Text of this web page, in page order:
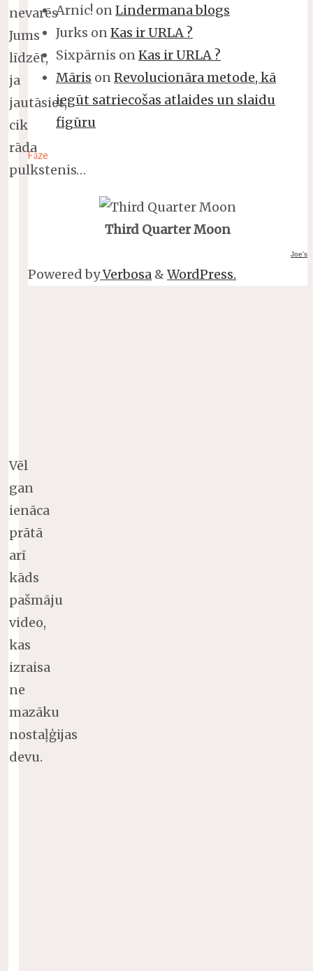
Arnic! onLindermana blogs
Jurks onKas ir URLA ?
Sixpārnis onKas ir URLA ?
Māris onRevolucionāra metode, kā
iegūt satriecošas atlaides un slaidu
figūru
Fāze
Third Quarter Moon
Joe's
Powered byVerbosa & WordPress.
nevarēs
Jums
līdzēt,
ja
jautāsiet,
cik
rāda
pulkstenis…
Vēl
gan
ienāca
prātā
arī
kāds
pašmāju
video,
kas
izraisa
ne
mazāku
nostaļģijas
devu.